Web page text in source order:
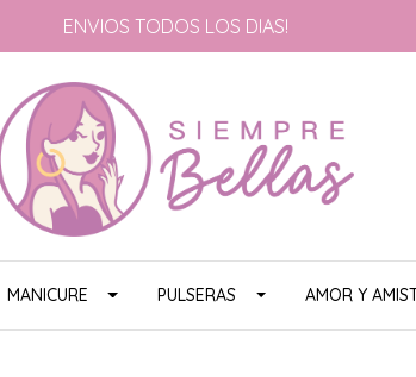
ENVIOS TODOS LOS DIAS!
MANICURE PULSERAS AMOR Y